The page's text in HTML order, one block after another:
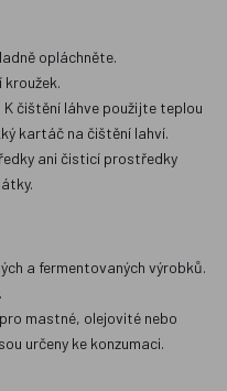
opláchněte.
čištění láhve použijte teplou
kartáč na čištění lahví.
ani čisticí prostředky
a fermentovaných výrobků.
mastné, olejovité nebo
určeny ke konzumaci.